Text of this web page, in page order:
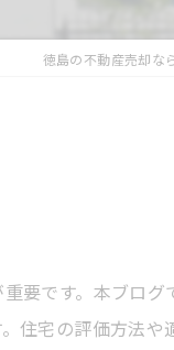
徳島の不動産売却な
要です。本ブロ
住宅の評価方法